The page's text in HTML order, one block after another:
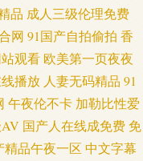
址 91网址在线视频
国产17页 成人福利
91自 91学生秘黄在
人妻第八页 欧美
品 成人三级伦理免费
网 91国产自拍偷拍 香
观看 欧美第一页夜夜
播放 人妻无码精品 91
午夜伦不卡 加勒比性爱
国产人在线成免费 免
精品午夜一区 中文字幕